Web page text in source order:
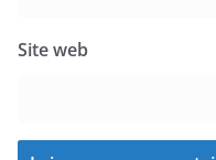
Site web